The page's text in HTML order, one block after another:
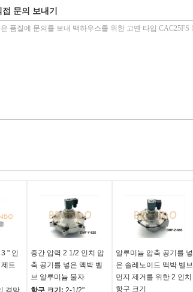
문의 보내기
" 인
트
격막
중간 압력 2 1/2 인치 압
축 공기를 넣은 맥박 벨
브 알루미늄 물자
항구 크기: 2-1/2"
알루미늄 압축 공기를 넣
은 솔레노이드 맥박 벨브
먼지 제거를 위한 2 인치
항구 크기